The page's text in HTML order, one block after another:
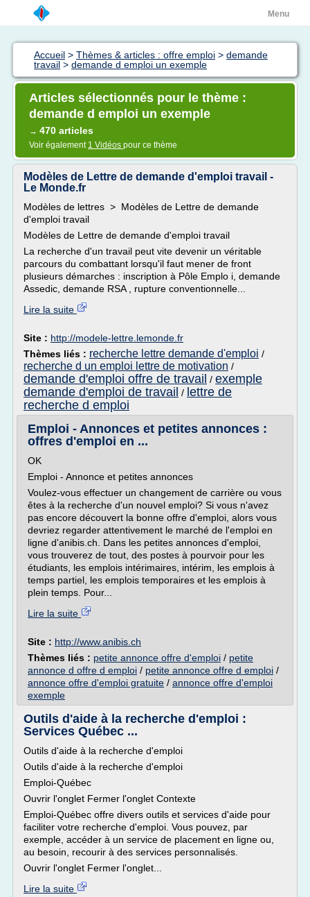
Menu
Accueil > Thèmes & articles : offre emploi > demande
travail > demande d emploi un exemple
Articles sélectionnés pour le thème :
demande d emploi un exemple
→ 470 articles
Voir également 1 Vidéos pour ce thème
Modèles de Lettre de demande d'emploi travail -
Le Monde.fr
Modèles de lettres > Modèles de Lettre de demande
d'emploi travail
Modèles de Lettre de demande d'emploi travail
La recherche d'un travail peut vite devenir un véritable
parcours du combattant lorsqu'il faut mener de front
plusieurs démarches : inscription à Pôle Emplo i, demande
Assedic, demande RSA , rupture conventionnelle...
Lire la suite
Site : http://modele-lettre.lemonde.fr
Thèmes liés : recherche lettre demande d'emploi /
recherche d un emploi lettre de motivation /
demande d'emploi offre de travail / exemple
demande d'emploi de travail / lettre de
recherche d emploi
Emploi - Annonces et petites annonces :
offres d'emploi en ...
OK
Emploi - Annonce et petites annonces
Voulez-vous effectuer un changement de carrière ou vous
êtes à la recherche d'un nouvel emploi? Si vous n'avez
pas encore découvert la bonne offre d'emploi, alors vous
devriez regarder attentivement le marché de l'emploi en
ligne d'anibis.ch. Dans les petites annonces d'emploi,
vous trouverez de tout, des postes à pourvoir pour les
étudiants, les emplois intérimaires, intérim, les emplois à
temps partiel, les emplois temporaires et les emplois à
plein temps. Pour...
Lire la suite
Site : http://www.anibis.ch
Thèmes liés : petite annonce offre d'emploi / petite
annonce d offre d emploi / petite annonce offre d emploi /
annonce offre d'emploi gratuite / annonce offre d'emploi
exemple
Outils d'aide à la recherche d'emploi :
Services Québec ...
Outils d'aide à la recherche d'emploi
Outils d'aide à la recherche d'emploi
Emploi-Québec
Ouvrir l'onglet Fermer l'onglet Contexte
Emploi-Québec offre divers outils et services d'aide pour
faciliter votre recherche d'emploi. Vous pouvez, par
exemple, accéder à un service de placement en ligne ou,
au besoin, recourir à des services personnalisés.
Ouvrir l'onglet Fermer l'onglet...
Lire la suite